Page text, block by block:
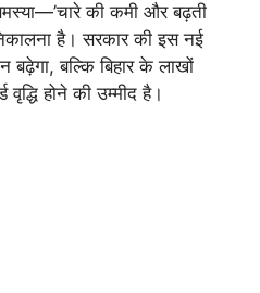
की कमी और बढ़ती
है। सरकार की इस नई
बल्कि बिहार के लाखों
होने की उम्मीद है।